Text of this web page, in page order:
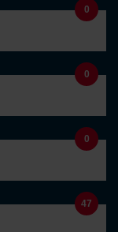
0
0
0
47